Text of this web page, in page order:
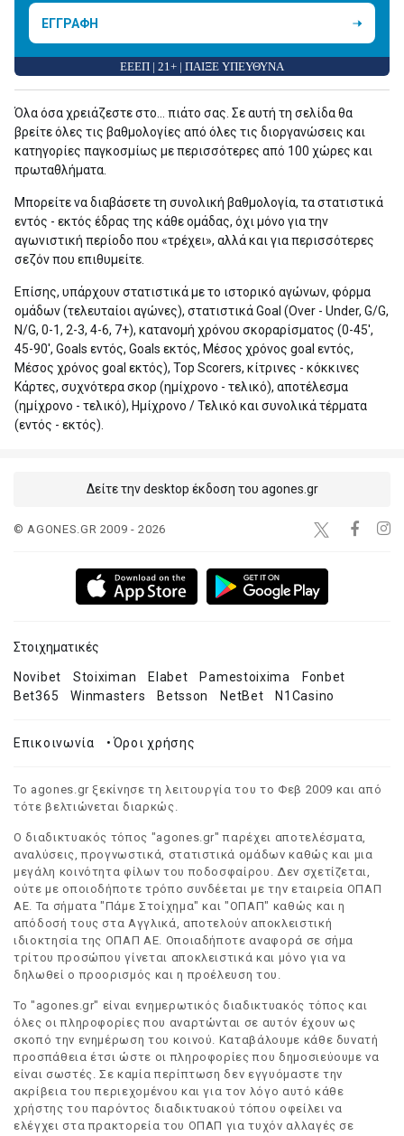
ΕΓΓΡΑΦΗ
ΕΕΕΠ | 21+ | ΠΑΙΞΕ ΥΠΕΥΘΥΝΑ
Όλα όσα χρειάζεστε στο... πιάτο σας. Σε αυτή τη σελίδα θα
βρείτε όλες τις βαθμολογίες από όλες τις διοργανώσεις και
κατηγορίες παγκοσμίως με περισσότερες από 100 χώρες και
πρωταθλήματα.
Μπορείτε να διαβάσετε τη συνολική βαθμολογία, τα στατιστικά
εντός - εκτός έδρας της κάθε ομάδας, όχι μόνο για την
αγωνιστική περίοδο που «τρέχει», αλλά και για περισσότερες
σεζόν που επιθυμείτε.
Επίσης, υπάρχουν στατιστικά με το ιστορικό αγώνων, φόρμα
ομάδων (τελευταίοι αγώνες), στατιστικά Goal (Over - Under, G/G,
N/G, 0-1, 2-3, 4-6, 7+), κατανομή χρόνου σκοραρίσματος (0-45',
45-90', Goals εντός, Goals εκτός, Μέσος χρόνος goal εντός,
Μέσος χρόνος goal εκτός), Top Scorers, κίτρινες - κόκκινες
Κάρτες, συχνότερα σκορ (ημίχρονο - τελικό), αποτέλεσμα
(ημίχρονο - τελικό), Ημίχρονο / Τελικό και συνολικά τέρματα
(εντός - εκτός).
Δείτε την desktop έκδοση του agones.gr
© AGONES.GR 2009 - 2026
Στοιχηματικές
Novibet Stoiximan Elabet Pamestoixima
Fonbet
Bet365
Winmasters Betsson NetBet N1Casino
Επικοινωνία •Όροι χρήσης
Το agones.gr ξεκίνησε τη λειτουργία του το Φεβ 2009 και από
τότε βελτιώνεται διαρκώς.
Ο διαδικτυακός τόπος "agones.gr" παρέχει αποτελέσματα,
αναλύσεις, προγνωστικά, στατιστικά ομάδων καθώς και μια
μεγάλη κοινότητα φίλων του ποδοσφαίρου. Δεν σχετίζεται,
ούτε με οποιοδήποτε τρόπο συνδέεται με την εταιρεία ΟΠΑΠ
ΑΕ. Τα σήματα "Πάμε Στοίχημα" και "ΟΠΑΠ" καθώς και η
απόδοσή τους στα Αγγλικά, αποτελούν αποκλειστική
ιδιοκτησία της ΟΠΑΠ ΑΕ. Οποιαδήποτε αναφορά σε σήμα
τρίτου προσώπου γίνεται αποκλειστικά και μόνο για να
δηλωθεί ο προορισμός και η προέλευση του.
Το "agones.gr" είναι ενημερωτικός διαδικτυακός τόπος και
όλες οι πληροφορίες που αναρτώνται σε αυτόν έχουν ως
σκοπό την ενημέρωση του κοινού. Καταβάλουμε κάθε δυνατή
προσπάθεια έτσι ώστε οι πληροφορίες που δημοσιεύουμε να
είναι σωστές. Σε καμία περίπτωση δεν εγγυόμαστε την
ακρίβεια του περιεχομένου και για τον λόγο αυτό κάθε
χρήστης του παρόντος διαδικτυακού τόπου οφείλει να
ελέγχει στα πρακτορεία του ΟΠΑΠ για τυχόν αλλαγές σε